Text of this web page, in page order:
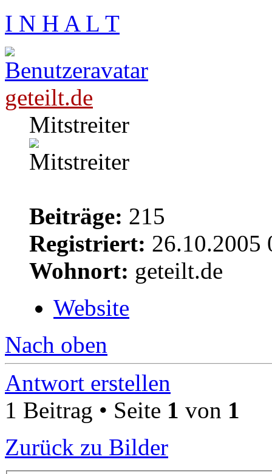
I N H A L T
geteilt.de
Mitstreiter
Beiträge: 215
Registriert: 26.10.2005
Wohnort: geteilt.de
Website
Nach oben
Antwort erstellen
1 Beitrag • Seite 1 von 1
Zurück zu Bilder